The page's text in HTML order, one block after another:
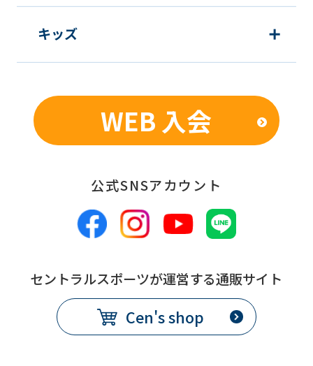
using
service.
Automatic
キッズ
WEB 入会
公式SNSアカウント
セントラルスポーツが運営する通販サイト
Cen's shop